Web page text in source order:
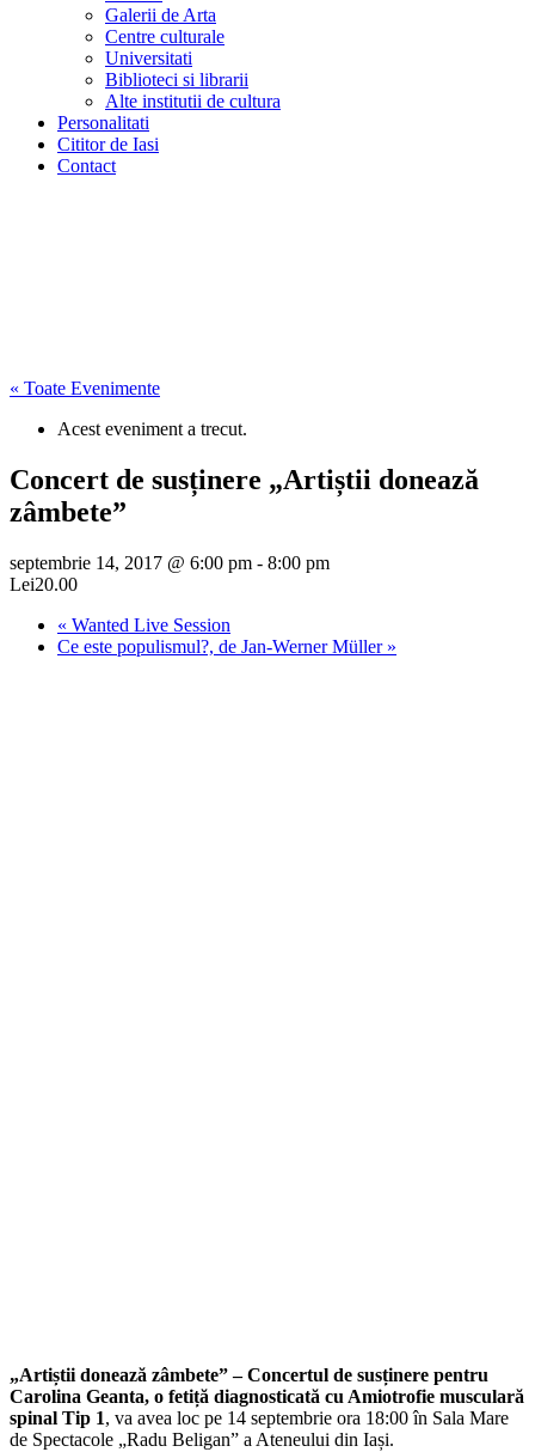
Galerii de Arta
Centre culturale
Universitati
Biblioteci si librarii
Alte institutii de cultura
Personalitati
Cititor de Iasi
Contact
« Toate Evenimente
Acest eveniment a trecut.
Concert de susținere „Artiștii donează
zâmbete”
septembrie 14, 2017 @ 6:00 pm - 8:00 pm
Lei20.00
« Wanted Live Session
Ce este populismul?, de Jan-Werner Müller »
„Artiștii donează zâmbete” – Concertul de susținere pentru
Carolina Geanta, o fetiță diagnosticată cu Amiotrofie musculară
spinal Tip 1, va avea loc pe 14 septembrie ora 18:00 în Sala Mare
de Spectacole „Radu Beligan” a Ateneului din Iași.